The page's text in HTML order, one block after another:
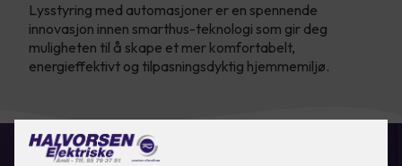
Lysstyring med automasjoner er en spennende
innovasjon innen smarthus-teknologi som gir deg
muligheten til å skape et mer komfortabelt,
energieffektivt og tilpasningsdyktig hjemmemiljø.